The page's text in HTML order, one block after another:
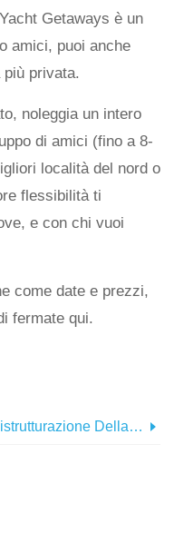
Getaways è un
amici, puoi anche
privata.
noleggia un intero
di amici (fino a 8-
località del nord o
flessibilità ti
e con chi vuoi
come date e prezzi,
fermate qui.
Della Cucina Ispirata Alla Spiaggia Per Meno Di $ 200